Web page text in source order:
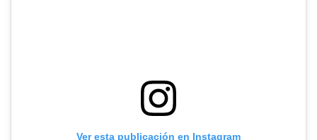
Ver esta publicación en Instagram